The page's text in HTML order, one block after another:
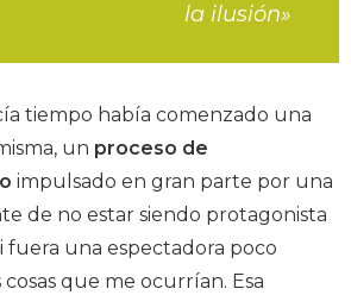
la ilusión»
tiempo había comenzado una
un proceso de
impulsado en gran parte por una
de no estar siendo protagonista
fuera una espectadora poco
que me ocurrían. Esa